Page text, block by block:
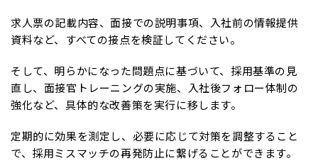
求人票の記載内容、面接での説明事項、入社前の情報提供
資料など、すべての接点を検証してください。
そして、明らかになった問題点に基づいて、採用基準の見
直し、面接官トレーニングの実施、入社後フォロー体制の
強化など、具体的な改善策を実行に移します。
定期的に効果を測定し、必要に応じて対策を調整すること
で、採用ミスマッチの再発防止に繋げることができます。